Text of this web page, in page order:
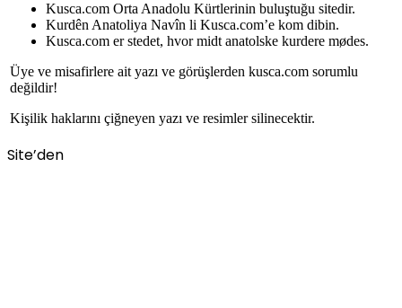
Kusca.com Orta Anadolu Kürtlerinin buluştuğu sitedir.
Kurdên Anatoliya Navîn li Kusca.com’e kom dibin.
Kusca.com er stedet, hvor midt anatolske kurdere mødes.
Üye ve misafirlere ait yazı ve görüşlerden kusca.com sorumlu
değildir!
Kişilik haklarını çiğneyen yazı ve resimler silinecektir.
Site’den